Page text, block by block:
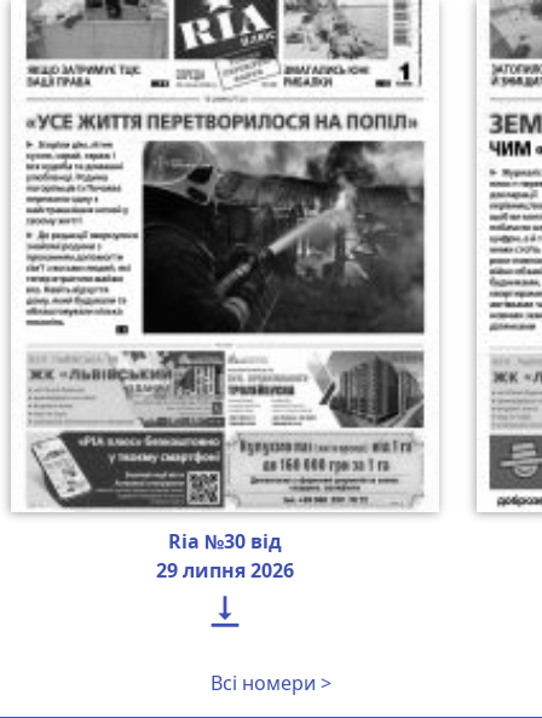
Ria №30 від
29 липня 2026

Всі номери >